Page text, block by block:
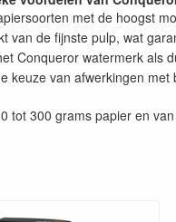
met de hoogst
van de fijnste pulp, wat
Conqueror watermerk als
keuze van afwerkingen met
tot 300 grams papier en